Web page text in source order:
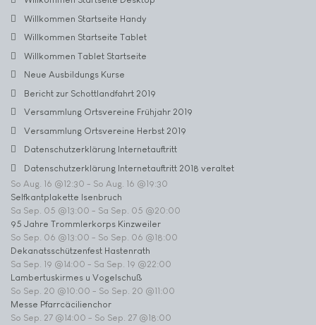
Willkommen Startseite Handy
Willkommen Startseite Tablet
Willkommen Tablet Startseite
Neue Ausbildungs Kurse
Bericht zur Schottlandfahrt 2019
Versammlung Ortsvereine Frühjahr 2019
Versammlung Ortsvereine Herbst 2019
Datenschutzerklärung Internetauftritt
Datenschutzerklärung Internetauftritt 2018 veraltet
So Aug. 16 @12:30 - So Aug. 16 @19:30
Selfkantplakette Isenbruch
Sa Sep. 05 @13:00 - Sa Sep. 05 @20:00
95 Jahre Trommlerkorps Kinzweiler
So Sep. 06 @13:00 - So Sep. 06 @18:00
Dekanatsschützenfest Hastenrath
Sa Sep. 19 @14:00 - Sa Sep. 19 @22:00
Lambertuskirmes u Vogelschuß
So Sep. 20 @10:00 - So Sep. 20 @11:00
Messe Pfarrcäcilienchor
So Sep. 27 @14:00 - So Sep. 27 @18:00